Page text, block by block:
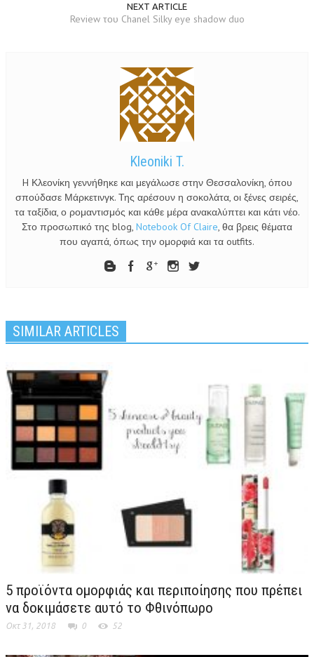
NEXT ARTICLE
Review του Chanel Silky eye shadow duo
Kleoniki T.
H Κλεονίκη γεννήθηκε και μεγάλωσε στην Θεσσαλονίκη, όπου
σπούδασε Μάρκετινγκ. Της αρέσουν η σοκολάτα, οι ξένες σειρές,
τα ταξίδια, ο ρομαντισμός και κάθε μέρα ανακαλύπτει και κάτι νέο.
Στο προσωπικό της blog, Notebook Of Claire , θα βρεις θέματα
που αγαπά, όπως την ομορφιά και τα outfits.
SIMILAR ARTICLES
5 προϊόντα ομορφιάς και περιποίησης που πρέπει
να δοκιμάσετε αυτό το Φθινόπωρο
Οκτ 31, 2018 0 52